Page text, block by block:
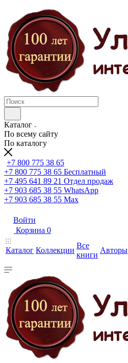
Каталог
По всему сайту
По каталогу
+7 800 775 38 65
+7 800 775 38 65 Бесплатный
+7 495 641 89 21 Отдел продаж
+7 903 685 38 55 WhatsApp
+7 903 685 38 55 Max
Войти
Корзина 0
Каталог Коллекции
Все
книги
Авторы